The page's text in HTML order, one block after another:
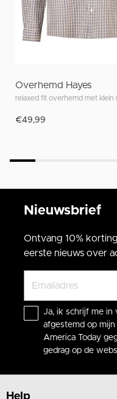
Overhemd Hayes
relaxed fit overhemd met klein
€49,99
Nieuwsbrief
Ontvang 10%
eerste nieuws over
Ja, ik schrijf me in
afgestemd op
America Today
gedrag op de
Help